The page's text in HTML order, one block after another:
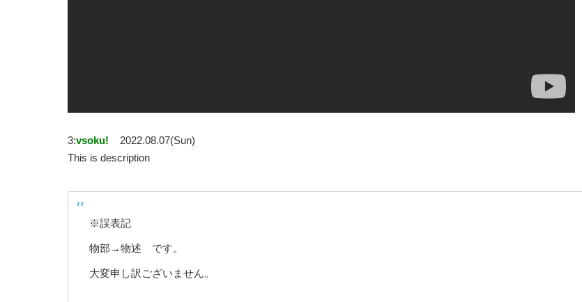
3:vsoku!
2022.08.07(Sun)
This is description
※誤表記
物部→物述 です。
大変申し訳ございません。